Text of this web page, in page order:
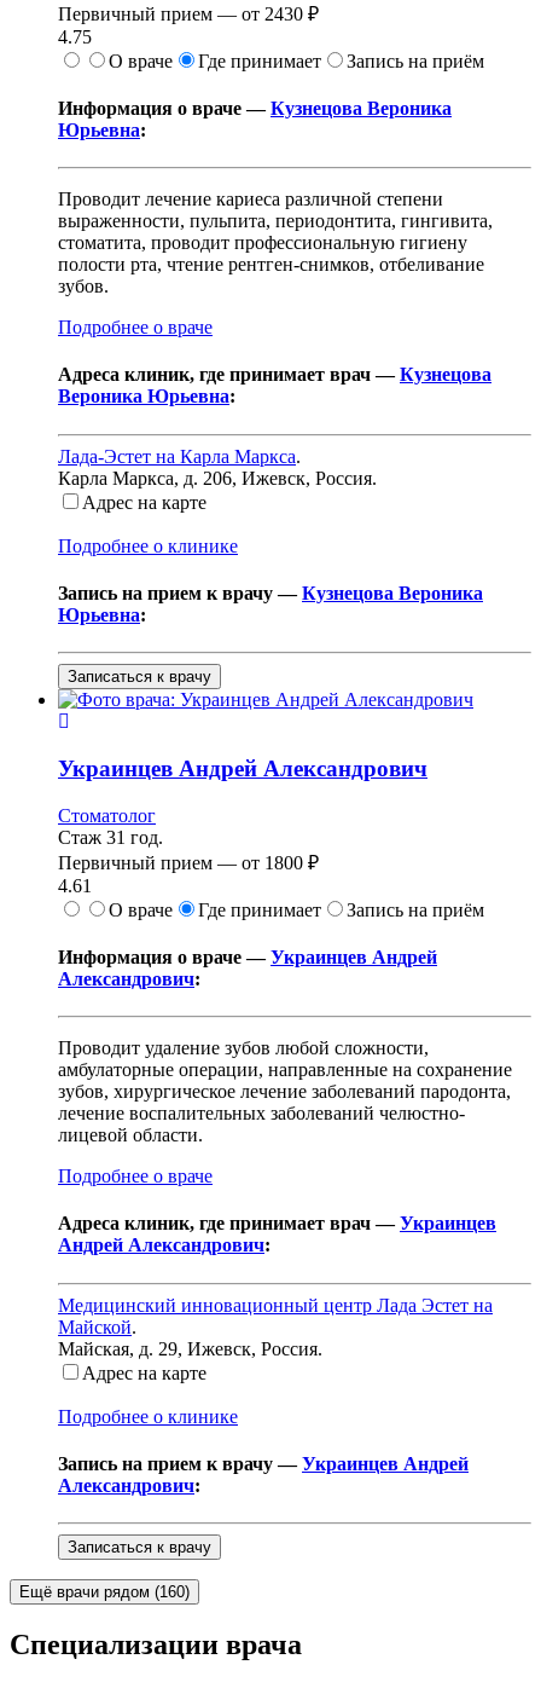
Первичный прием — от 2430 ₽
4.75
О враче
Где принимает Запись на приём
Информация о враче —Кузнецова Вероника
Юрьевна:
Проводит лечение кариеса различной степени
выраженности, пульпита, периодонтита, гингивита,
стоматита, проводит профессиональную гигиену
полости рта, чтение рентген-снимков, отбеливание
зубов.
Подробнее о враче
Адреса клиник, где принимает врач —Кузнецова
Вероника Юрьевна:
Лада-Эстет на Карла Маркса.
Карла Маркса, д. 206, Ижевск, Россия.
Адрес на карте
Подробнее о клинике
Запись на прием к врачу —Кузнецова Вероника
Юрьевна:
Записаться к врачу
Украинцев Андрей Александрович
Стоматолог
Стаж 31 год.
Первичный прием — от 1800 ₽
4.61
О враче
Где принимает Запись на приём
Информация о враче —Украинцев Андрей
Александрович:
Проводит удаление зубов любой сложности,
амбулаторные операции, направленные на сохранение
зубов, хирургическое лечение заболеваний пародонта,
лечение воспалительных заболеваний челюстно-
лицевой области.
Подробнее о враче
Адреса клиник, где принимает врач —Украинцев
Андрей Александрович:
Медицинский инновационный центр Лада Эстет на
Майской.
Майская, д. 29, Ижевск, Россия.
Адрес на карте
Подробнее о клинике
Запись на прием к врачу —Украинцев Андрей
Александрович:
Записаться к врачу
Ещё врачи рядом (160)
Специализации врача